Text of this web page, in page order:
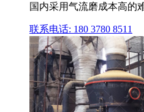
国内采用气流磨成本高的
联系电话: 180 3780 8511